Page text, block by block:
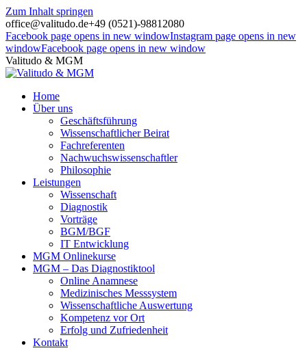
Zum Inhalt springen
office@valitudo.de+49 (0521)-98812080
Facebook page opens in new windowInstagram page opens in new
windowFacebook page opens in new window
Valitudo & MGM
Home
Über uns
Geschäftsführung
Wissenschaftlicher Beirat
Fachreferenten
Nachwuchswissenschaftler
Philosophie
Leistungen
Wissenschaft
Diagnostik
Vorträge
BGM/BGF
IT Entwicklung
MGM Onlinekurse
MGM – Das Diagnostiktool
Online Anamnese
Medizinisches Messsystem
Wissenschaftliche Auswertung
Kompetenz vor Ort
Erfolg und Zufriedenheit
Kontakt